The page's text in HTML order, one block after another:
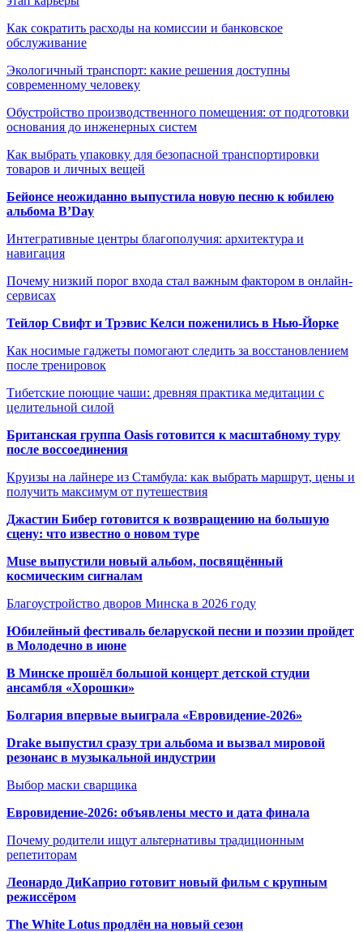
Как сократить расходы на комиссии и банковское
обслуживание
Экологичный транспорт: какие решения доступны
современному человеку
Обустройство производственного помещения: от подготовки
основания до инженерных систем
Как выбрать упаковку для безопасной транспортировки
товаров и личных вещей
Бейонсе неожиданно выпустила новую песню к юбилею
альбома B’Day
Интегративные центры благополучия: архитектура и
навигация
Почему низкий порог входа стал важным фактором в онлайн-
сервисах
Тейлор Свифт и Трэвис Келси поженились в Нью-Йорке
Как носимые гаджеты помогают следить за восстановлением
после тренировок
Тибетские поющие чаши: древняя практика медитации с
целительной силой
Британская группа Oasis готовится к масштабному туру
после воссоединения
Круизы на лайнере из Стамбула: как выбрать маршрут, цены и
получить максимум от путешествия
Джастин Бибер готовится к возвращению на большую
сцену: что известно о новом туре
Muse выпустили новый альбом, посвящённый
космическим сигналам
Благоустройство дворов Минска в 2026 году
Юбилейный фестиваль беларуской песни и поэзии пройдет
в Молодечно в июне
В Минске прошёл большой концерт детской студии
ансамбля «Хорошки»
Болгария впервые выиграла «Евровидение-2026»
Drake выпустил сразу три альбома и вызвал мировой
резонанс в музыкальной индустрии
Выбор маски сварщика
Евровидение-2026: объявлены место и дата финала
Почему родители ищут альтернативы традиционным
репетиторам
Леонардо ДиКаприо готовит новый фильм с крупным
режиссёром
The White Lotus продлён на новый сезон